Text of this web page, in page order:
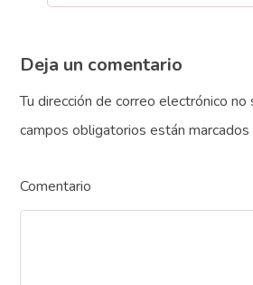
Deja un comentario
Tu dirección de correo electrónico no
campos obligatorios están
Comentario